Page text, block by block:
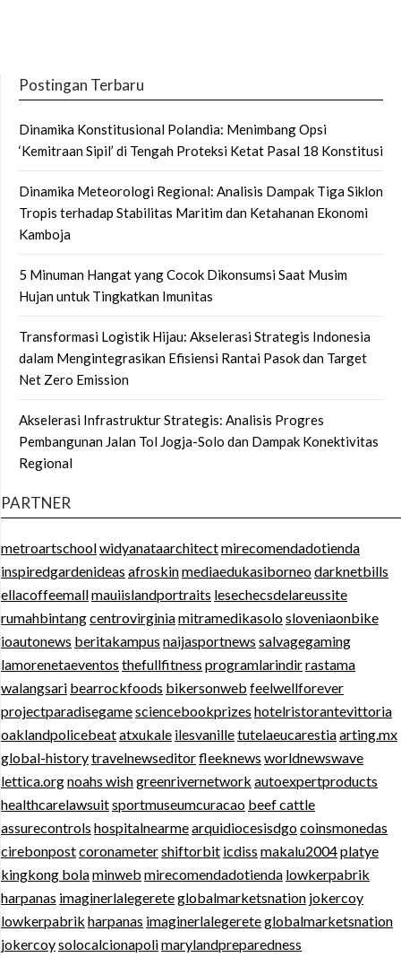
Postingan Terbaru
Dinamika Konstitusional Polandia: Menimbang Opsi
‘Kemitraan Sipil’ di Tengah Proteksi Ketat Pasal 18 Konstitusi
Dinamika Meteorologi Regional: Analisis Dampak Tiga Siklon
Tropis terhadap Stabilitas Maritim dan Ketahanan Ekonomi
Kamboja
5 Minuman Hangat yang Cocok Dikonsumsi Saat Musim
Hujan untuk Tingkatkan Imunitas
Transformasi Logistik Hijau: Akselerasi Strategis Indonesia
dalam Mengintegrasikan Efisiensi Rantai Pasok dan Target
Net Zero Emission
Akselerasi Infrastruktur Strategis: Analisis Progres
Pembangunan Jalan Tol Jogja-Solo dan Dampak Konektivitas
Regional
PARTNER
metroartschoolwidyanataarchitectmirecomendadotienda
inspiredgardenideas afroskinmediaedukasiborneodarknetbills
ellacoffeemallmauiislandportraits lesechecsdelareussite
rumahbintangcentrovirginiamitramedikasolosloveniaonbike
ioautonews beritakampus naijasportnews salvagegaming
lamorenetaeventos thefullfitness programlarindirrastama
walangsari bearrockfoods bikersonweb feelwellforever
projectparadisegamesciencebookprizes hotelristorantevittoria
oaklandpolicebeatatxukale ilesvanilletutelaeucarestiaarting.mx
global-historytravelnewseditorfleeknews worldnewswave
lettica.orgnoahs wishgreenrivernetwork autoexpertproducts
healthcarelawsuitsportmuseumcuracao beef cattle
assurecontrols hospitalnearmearquidiocesisdgocoinsmonedas
cirebonpostcoronametershiftorbit icdiss makalu2004platye
kingkong bolaminweb mirecomendadotienda lowkerpabrik
harpanas imaginerlalegereteglobalmarketsnation jokercoy
lowkerpabrik harpanas imaginerlalegereteglobalmarketsnation
jokercoysolocalcionapolimarylandpreparedness